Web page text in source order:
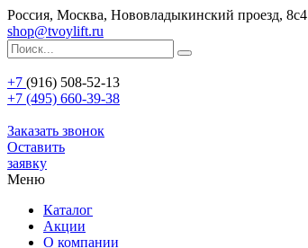
Россия, Москва, Нововладыкинский проезд, 8с4
shop@tvoylift.ru
+7 (916) 508-52-13
+7 (495) 660-39-38
Заказать звонок
Оставить
заявку
Меню
Каталог
Акции
О компании